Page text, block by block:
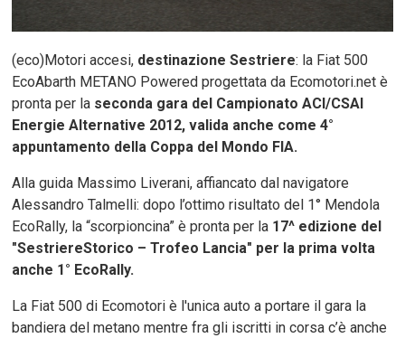
(eco)Motori accesi, destinazione Sestriere: la Fiat 500
EcoAbarth METANO Powered progettata da Ecomotori.net è
pronta per la seconda gara del Campionato ACI/CSAI
Energie Alternative 2012, valida anche come 4°
appuntamento della Coppa del Mondo FIA.
Alla guida Massimo Liverani, affiancato dal navigatore
Alessandro Talmelli: dopo l’ottimo risultato del 1° Mendola
EcoRally, la “scorpioncina” è pronta per la 17^ edizione del
"SestriereStorico – Trofeo Lancia" per la prima volta
anche 1° EcoRally.
La Fiat 500 di Ecomotori è l'unica auto a portare il gara la
bandiera del metano mentre fra gli iscritti in corsa c’è anche